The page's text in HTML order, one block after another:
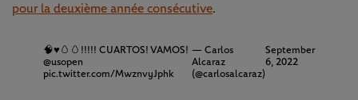
pour la deuxième année consécutive.
🧠♥️🥚🥚!!!!! CUARTOS! VAMOS!
@usopen
pic.twitter.com/MwznvyJphk
— Carlos
Alcaraz
(@carlosalcaraz)
September
6, 2022